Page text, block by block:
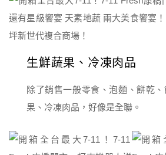
生鮮蔬果、冷凍肉品
除了銷售一般零食、泡麵、餅乾
果、冷凍肉品，好像是全聯。